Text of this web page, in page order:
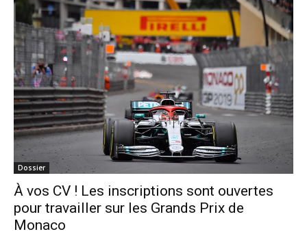
Dossier
À vos CV ! Les inscriptions sont ouvertes
pour travailler sur les Grands Prix de
Monaco